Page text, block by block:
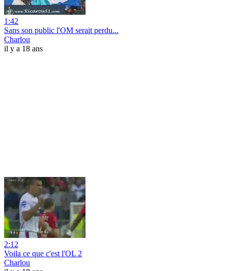
1:42
Sans son public l'OM serait perdu...
Charlou
il y a 18 ans
2:12
Voila ce que c'est l'OL 2
Charlou